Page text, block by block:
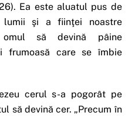
Ea este aluatul pus de
lumii şi a fiinţei noastre
să devină pâine
frumoasă care se îmbie
cerul s-a pogorât pe
să devină cer. „Precum în